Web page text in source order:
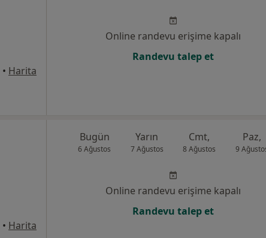
• Harita
Online randevu erişime kapalı
Randevu talep et
• Harita
Bugün
6 Ağustos
Yarın
7 Ağustos
Cmt,
8 Ağustos
Paz,
9
Online randevu erişime kapalı
Randevu talep et